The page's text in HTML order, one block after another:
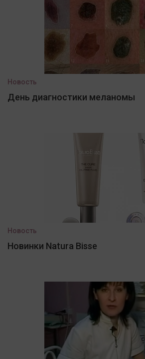
Новость
День диагностики меланомы
Новость
Новинки Natura Bisse